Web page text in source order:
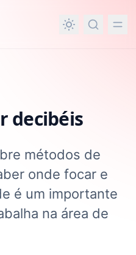
decibéis​
métodos de
onde focar e
é um importante
na área de